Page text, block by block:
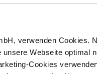
verwenden Cookies.
Webseite optimal
Cookies
y seguros
me informe
sus productos, servicios y
en cualquier
informal a
el enlace “Cancelar
cada boletín para cancelar